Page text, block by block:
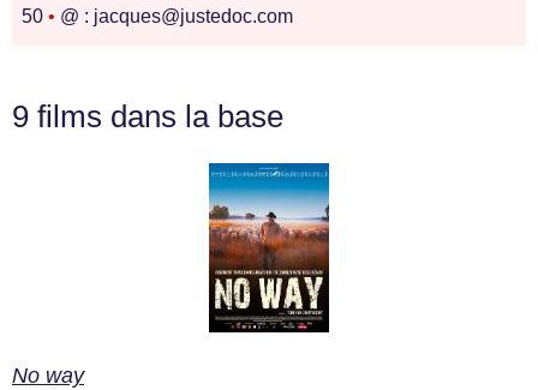
50 • @ : jacques@justedoc.com
9 films dans la base
No way